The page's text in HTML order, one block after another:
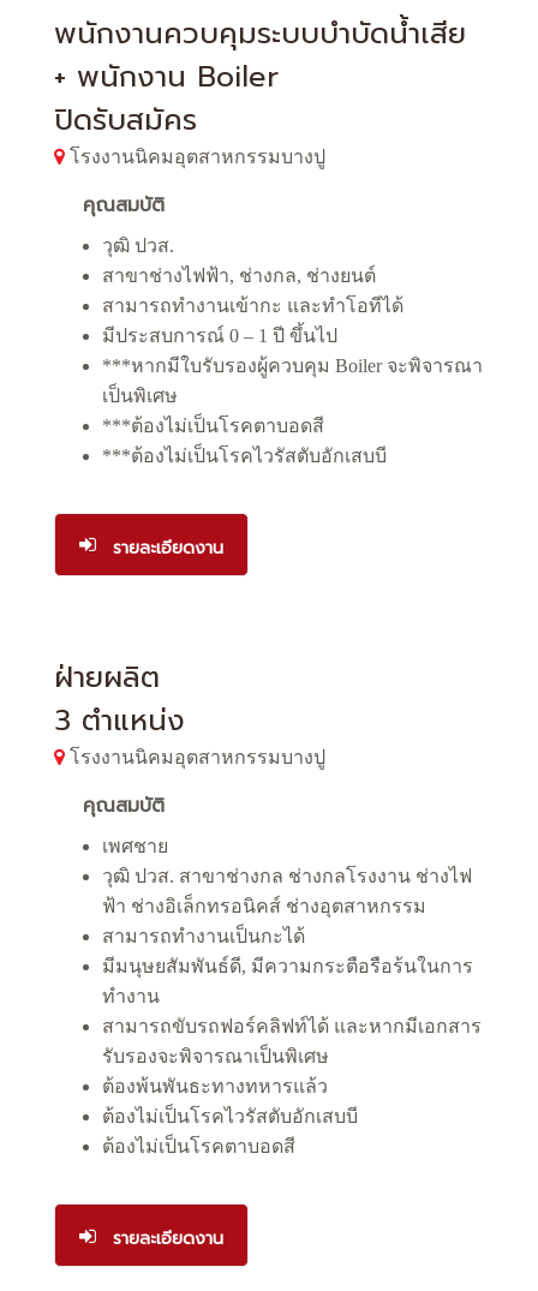
พนักงานควบคุมระบบบำบัดน้ำเสีย
+ พนักงาน Boiler
ปิดรับสมัคร
โรงงานนิคมอุตสาหกรรมบางปู
คุณสมบัติ
วุฒิ ปวส.
สาขาช่างไฟฟ้า, ช่างกล, ช่างยนต์
สามารถทำงานเข้ากะ และทำโอทีได้
มีประสบการณ์ 0 – 1 ปี ขึ้นไป
***หากมีใบรับรองผู้ควบคุม Boiler จะพิจารณา
เป็นพิเศษ
***ต้องไม่เป็นโรคตาบอดสี
***ต้องไม่เป็นโรคไวรัสตับอักเสบบี
รายละเอียดงาน
ฝ่ายผลิต
3 ตำแหน่ง
โรงงานนิคมอุตสาหกรรมบางปู
คุณสมบัติ
เพศชาย
วุฒิ ปวส. สาขาช่างกล ช่างกลโรงงาน ช่างไฟ
ฟ้า ช่างอิเล็กทรอนิคส์ ช่างอุตสาหกรรม
สามารถทำงานเป็นกะได้
มีมนุษยสัมพันธ์ดี, มีความกระตือรือร้นในการ
ทำงาน
สามารถขับรถฟอร์คลิฟท์ได้ และหากมีเอกสาร
รับรองจะพิจารณาเป็นพิเศษ
ต้องพ้นพันธะทางทหารแล้ว
ต้องไม่เป็นโรคไวรัสตับอักเสบบี
ต้องไม่เป็นโรคตาบอดสี
รายละเอียดงาน